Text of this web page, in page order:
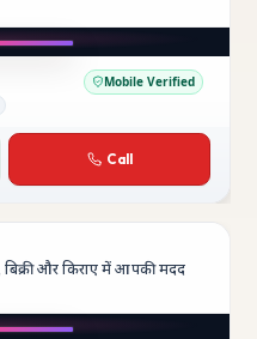
Mobile Verified
Call
बिक्री और किराए में आपकी मदद